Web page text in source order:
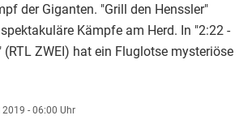
der Giganten. "Grill den Henssler"
Kämpfe am Herd. In "2:22 -
ZWEI) hat ein Fluglotse mysteriöse
2019 - 06:00 Uhr